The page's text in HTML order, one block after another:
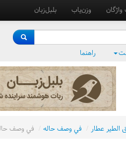
وزن‌یاب بلبل‌زبان
راهنما
الطير عطار / في وصف حاله / في وصف